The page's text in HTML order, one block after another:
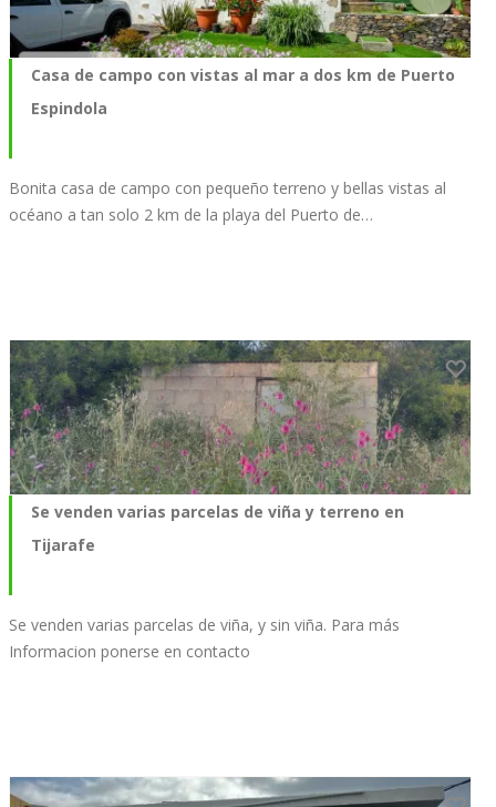
Casa de campo con vistas al mar a dos km de Puerto
Espindola
Bonita casa de campo con pequeño terreno y bellas vistas al
océano a tan solo 2 km de la playa del Puerto de…
Se venden varias parcelas de viña y terreno en
Tijarafe
Se venden varias parcelas de viña, y sin viña. Para más
Informacion ponerse en contacto